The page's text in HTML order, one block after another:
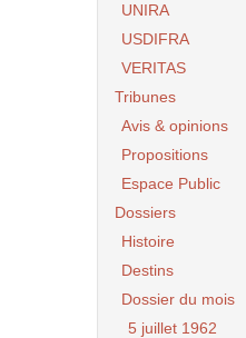
UNIRA
USDIFRA
VERITAS
Tribunes
Avis & opinions
Propositions
Espace Public
Dossiers
Histoire
Destins
Dossier du mois
5 juillet 1962